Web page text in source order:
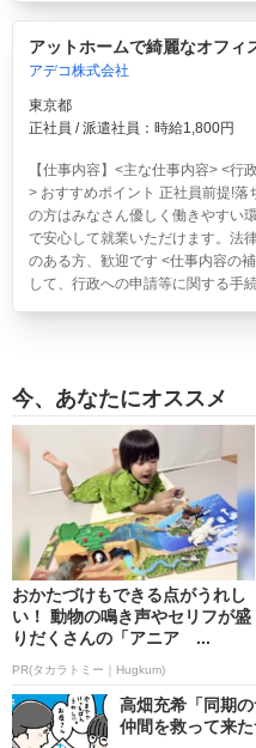
アットホームで綺麗なオフィ
アデコ株式会社
東京都
正社員 / 派遣社員：時給1,800円
【仕事内容】<主な仕事内容> <行
> おすすめポイント 正社員前提!
の方はみなさん優しく働きやすい
で安心して就業いただけます。法
のある方、歓迎です <仕事内容の
して、行政への申請等に関する手
今、あなたにオススメ
おかたづけもできる点がうれし
い！ 動物の鳴き声やセリフが盛
りだくさんの「アニア ...
PR(タカラトミー｜Hugkum)
高畑充希「同期
仲間を救って来